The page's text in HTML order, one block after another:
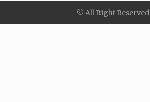
© All Right Reserved